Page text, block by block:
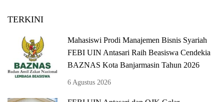
TERKINI
Mahasiswi Prodi Manajemen Bisnis Syariah
FEBI UIN Antasari Raih Beasiswa Cendekia
BAZNAS Kota Banjarmasin Tahun 2026
6 Agustus 2026